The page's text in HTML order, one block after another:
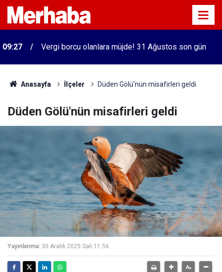
09:27 Vergi borcu olanlara müjde! 31 Ağustos son gün
Anasayfa İlçeler Düden Gölü'nün misafirleri geldi
Düden Gölü'nün misafirleri geldi
Yayınlanma: 30 Aralık 2025 Salı 11:56